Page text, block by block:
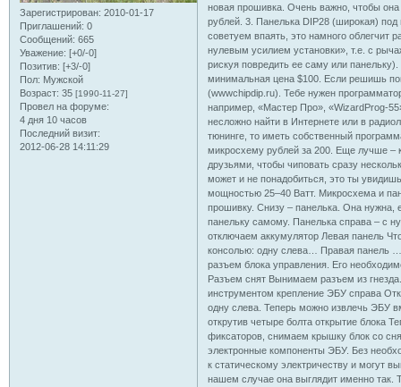
Зарегистрирован: 2010-01-17
Приглашений: 0
Сообщений: 665
Уважение: [+0/-0]
Позитив: [+3/-0]
Пол: Мужской
Возраст: 35 [1990-11-27]
Провел на форуме:
4 дня 10 часов
Последний визит:
2012-06-28 14:11:29
новая прошивка. Очень важно, чтобы
рублей. 3. Панелька DIP28 (широкая)
советуем впаять, это намного
нулевым усилием установки», т.е. с
рискуя повредить ее саму или
минимальная цена $100. Если решишь
(wwwchipdip.ru). Тебе нужен
например, «Мастер Про», «WizardProg-
несложно найти в Интернете или в
тюнинге, то иметь собственный
микросхему рублей за 200. Еще лучше –
друзьями, чтобы чиповать сразу
может и не понадобиться, это ты
мощностью 25–40 Ватт. Микросхема и
прошивку. Снизу – панелька. Она нужна,
панельку самому. Панелька справа – с
отключаем аккумулятор Левая панель
консолью: одну слева… Правая панель …
разъем блока управления. Его
Разъем снят Вынимаем разъем из
инструментом крепление ЭБУ справа
одну слева. Теперь можно извлечь ЭБУ
открутив четыре болта открытие блока
фиксаторов, снимаем крышку блок со
электронные компоненты ЭБУ. Без
к статическому электричеству и могут
нашем случае она выглядит именно так.